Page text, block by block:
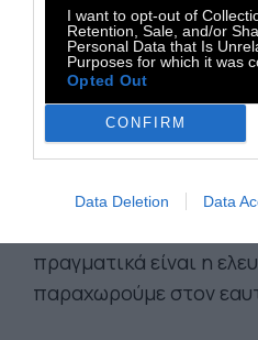
I want to opt-out of
Retention, Sale, and/or
Personal Data that Is
Purposes for which it was
Opted Out
CONFIRM
Data Deletion Data
Επαναστατούν, ακόμη
ότι βλάπτουν τον
κοινωνία μπαίνει κι
παιδιά χάνουν την
κανόνες της. Η
άνθρωποι θέλουν να
πραγματικά είναι η
παραχωρούμε στον